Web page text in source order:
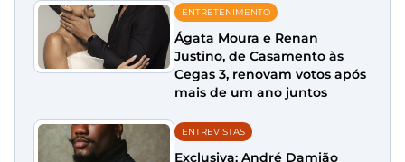
ENTRETENIMENTO
Ágata Moura e Renan
Justino, de Casamento às
Cegas 3, renovam votos após
mais de um ano juntos
ENTREVISTAS
Exclusiva: André Damião